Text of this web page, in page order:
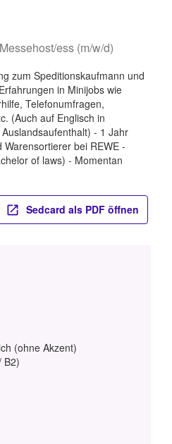
ess (m/w/d)
zum Speditionskaufmann und
in Minijobs wie
Telefonumfragen,
(Auch auf Englisch in
- 1 Jahr
bei REWE -
of laws) - Momentan
Sedcard als PDF öffnen
(ohne Akzent)
B2)